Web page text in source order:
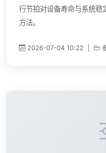
行节拍对设备寿命与系统稳
方法。
2026-07-04 10:22